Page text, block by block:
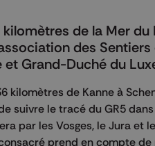
de la Mer
des
Grand-Duché du
kilomètres de Kanne à
suivre le tracé du GR5
par les Vosges, le Jura et
prend en compte